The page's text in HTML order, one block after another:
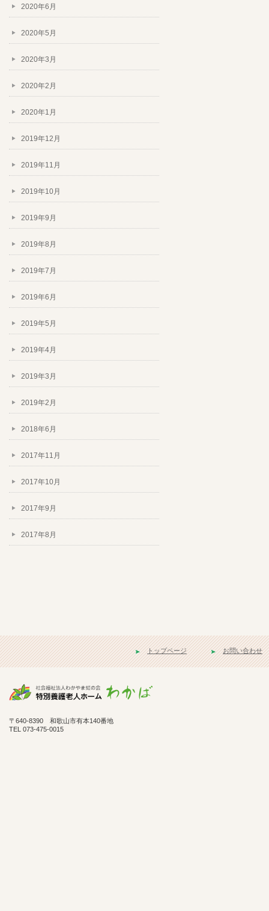
2020年6月
2020年5月
2020年3月
2020年2月
2020年1月
2019年12月
2019年11月
2019年10月
2019年9月
2019年8月
2019年7月
2019年6月
2019年5月
2019年4月
2019年3月
2019年2月
2018年6月
2017年11月
2017年10月
2017年9月
2017年8月
トップページ お問い合わせ
〒640-8390 和歌山市有本140番地
TEL 073-475-0015